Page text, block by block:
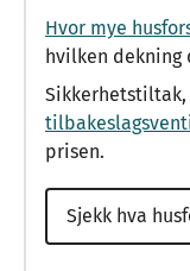
Hvor mye
hvilken dekning
Sikkerhetstiltak,
prisen.
Sjekk hva